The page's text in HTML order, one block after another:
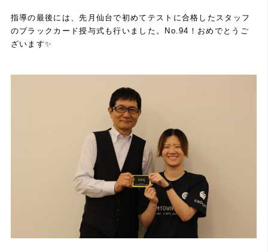
指導の最後には、先月仙台で初めてテストに合格したスタッフ
のブラックカード授与式も行いました。No.94！おめでとうご
ざいます✨